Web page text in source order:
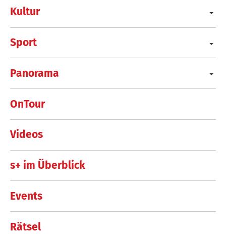
Kultur
Sport
Panorama
OnTour
Videos
s+ im Überblick
Events
Rätsel